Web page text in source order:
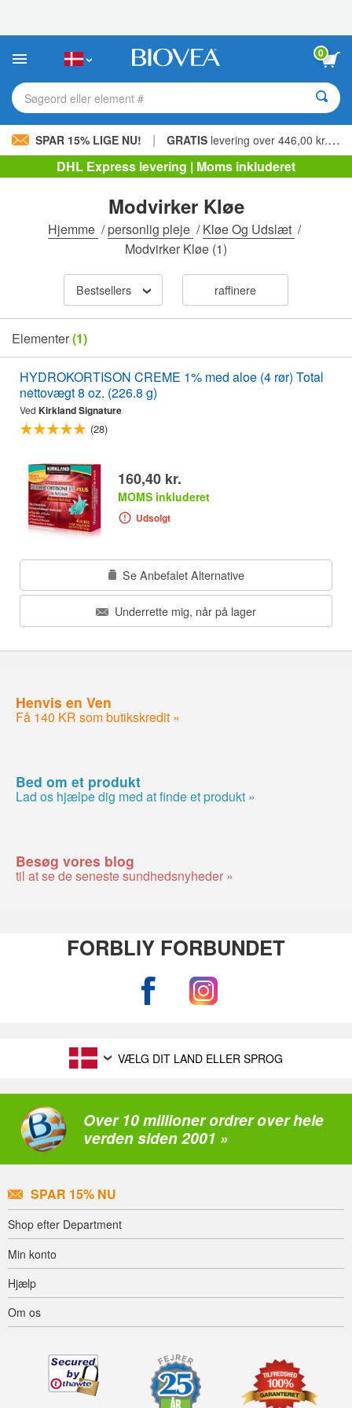
websted
0
Søgeord eller element #
SPAR 15% LIGE NU! | GRATIS levering over 446,00 kr. »
DHL Express levering | Moms inkluderet
Modvirker Kløe
Hjemme /personlig pleje /Kløe Og Udslæt /
Modvirker Kløe (1)
Bestsellers raffinere
Elementer(1)
HYDROKORTISON CREME 1% med aloe (4 rør) Total
nettovægt 8 oz. (226.8 g)
Ved Kirkland Signature
(28)
160,40 kr.
MOMS inkluderet
Udsolgt
Se Anbefalet Alternative
Underrette mig, når på lager
Henvis en Ven
Få 140 KR som butikskredit »
Bed om et produkt
Lad os hjælpe dig med at finde et produkt »
Besøg vores blog
til at se de seneste sundhedsnyheder »
FORBLIY FORBUNDET
VÆLG DIT LAND ELLER SPROG
Over 10 millioner ordrer over hele
verden siden 2001 »
SPAR 15% NU
Shop efter Department
Min konto
Hjælp
Om os